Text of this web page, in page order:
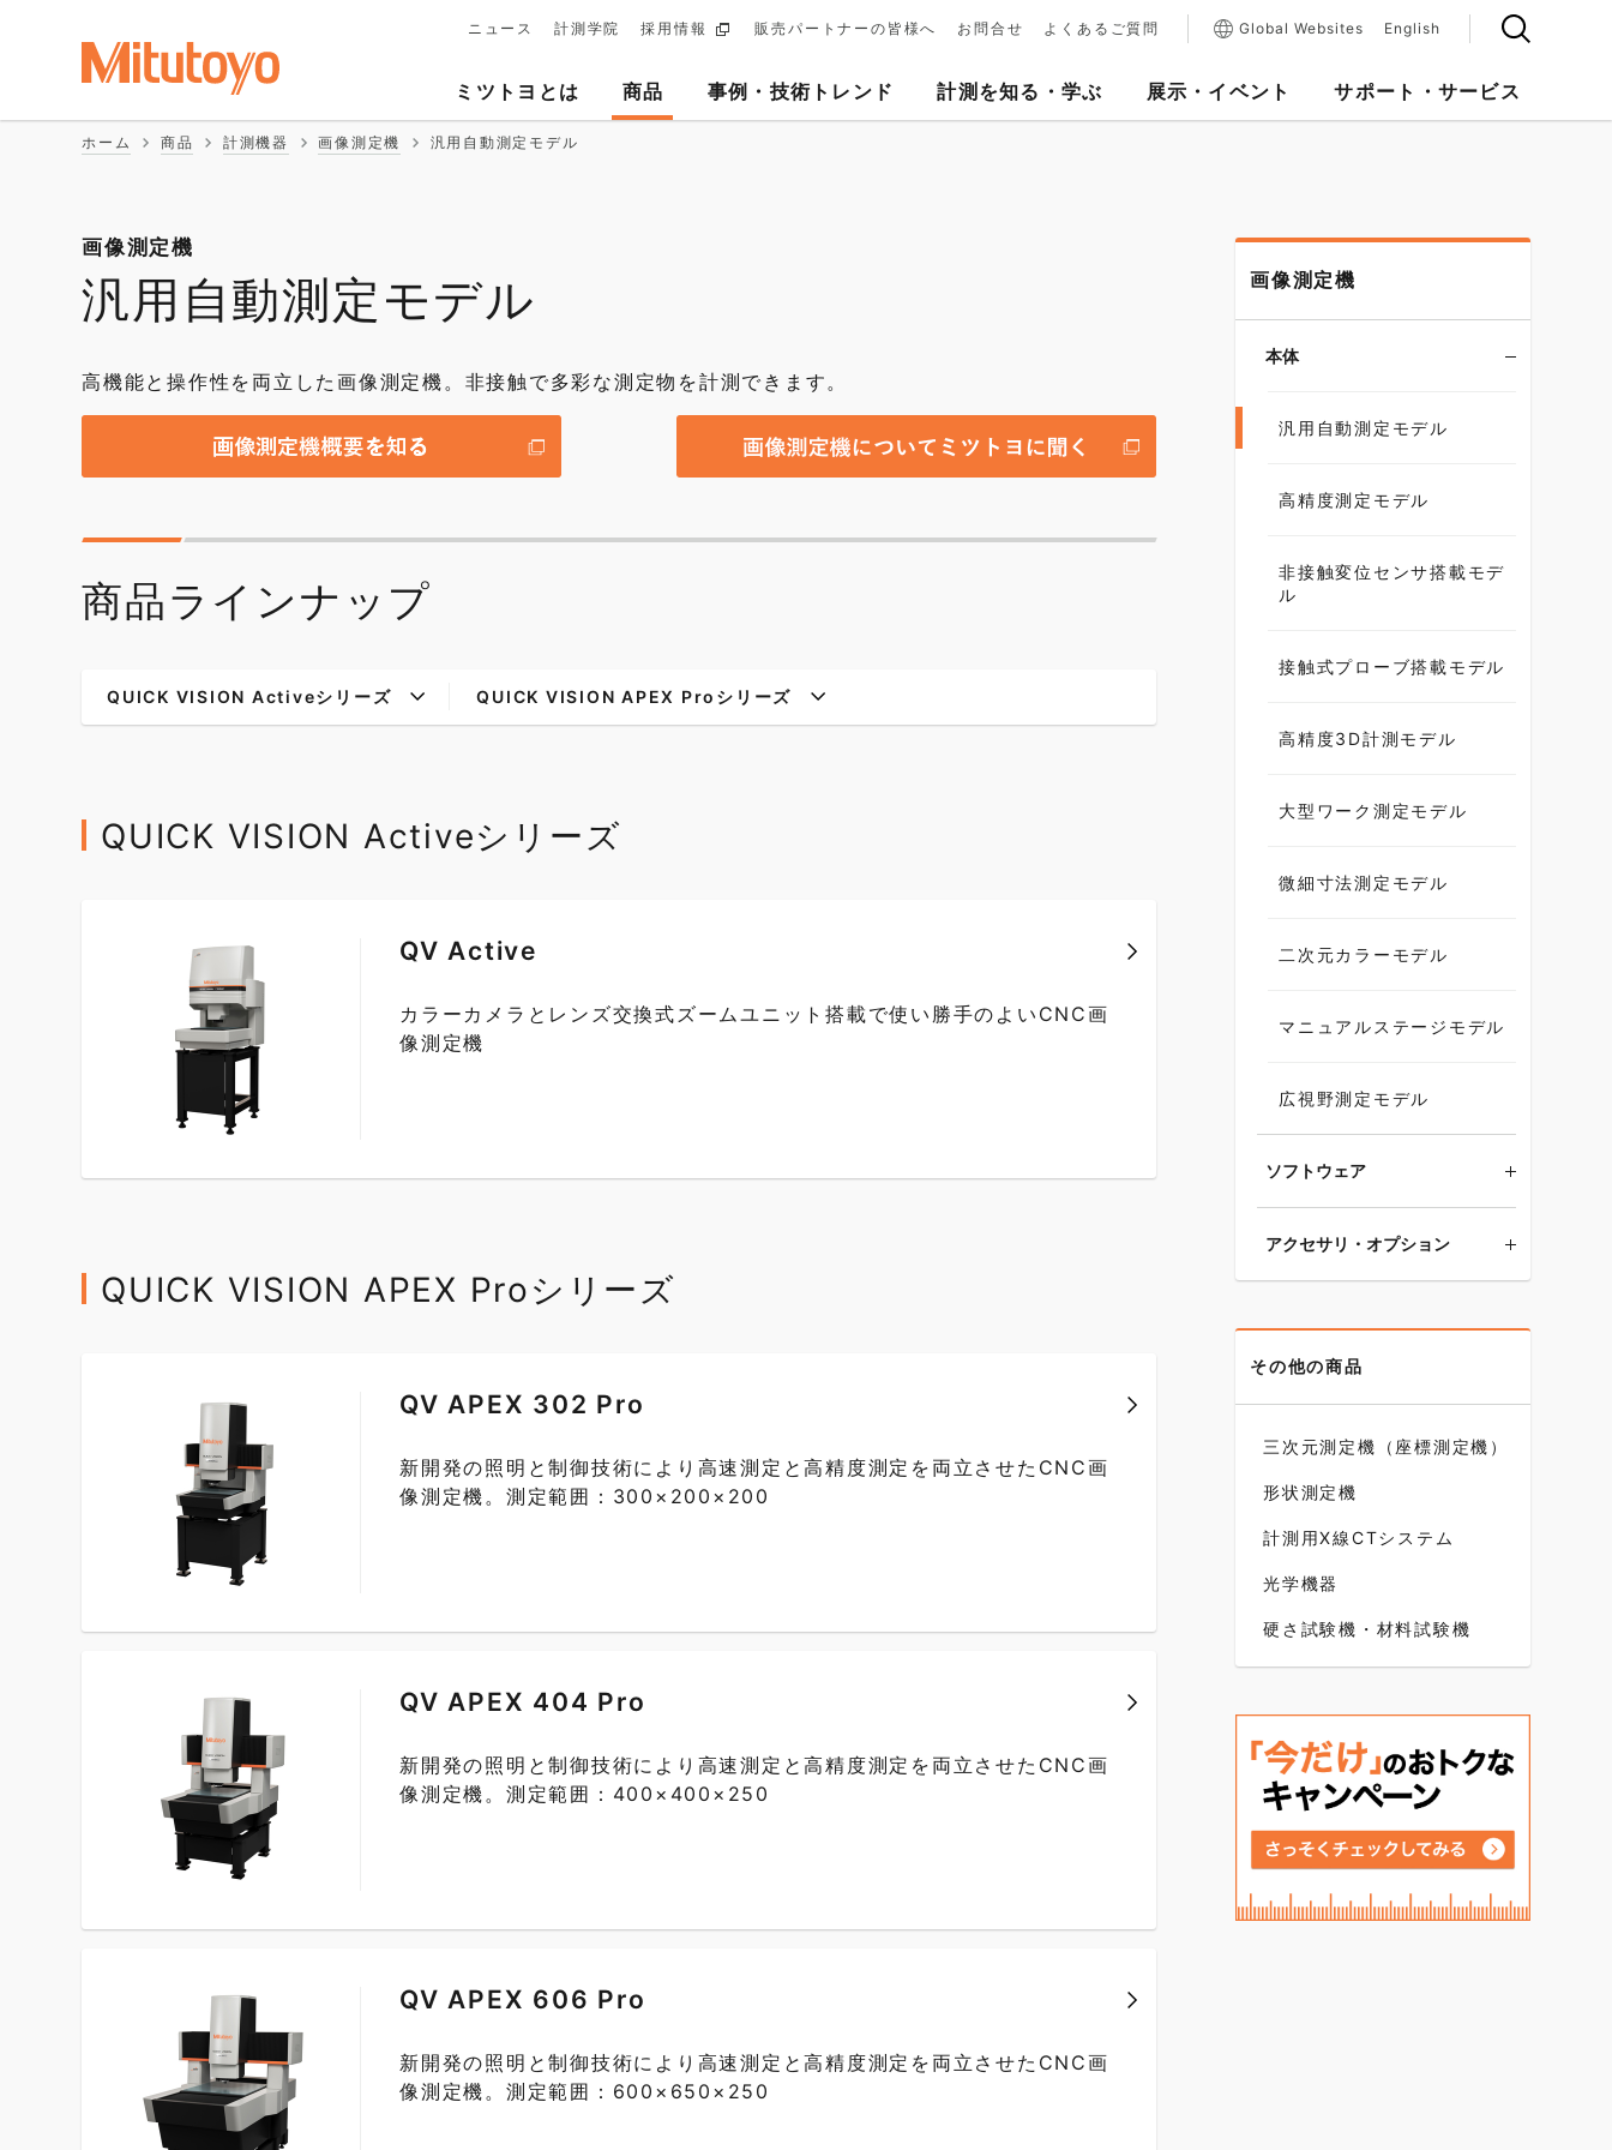
Secondary
Navigation
ミツトヨとは 商品 事例・技術トレンド 計測を知る・学ぶ 展示・イベント サポート・サービス
メ
イ
ン
ビ
ゲ
ン
ニュース 計測学院 採用情報 販売パートナーの皆様へ お問合せ よくあるご質問 Global Websites English
ホーム 商品 計測機器 画像測定機 汎用自動測定モデル
画像測定機
汎用自動測定モデル
高機能と操作性を両立した画像測定機。非接触で多彩な測定物を計測できます。
商品ラインナップ
QUICK VISION Activeシリーズ QUICK VISION APEX Proシリーズ
QUICK VISION Activeシリーズ
QV Active
カラーカメラとレンズ交換式ズームユニット搭載で使い勝手のよいCNC画
像測定機
QUICK VISION APEX Proシリーズ
QV APEX 302 Pro
新開発の照明と制御技術により高速測定と高精度測定を両立させたCNC画
像測定機。測定範囲：300×200×200
QV APEX 404 Pro
新開発の照明と制御技術により高速測定と高精度測定を両立させたCNC画
像測定機。測定範囲：400×400×250
QV APEX 606 Pro
新開発の照明と制御技術により高速測定と高精度測定を両立させたCNC画
像測定機。測定範囲：600×650×250
画像測定機
本体
汎用自動測定モデル
高精度測定モデル
非接触変位センサ搭載モデ
ル
接触式プローブ搭載モデル
高精度3D計測モデル
大型ワーク測定モデル
微細寸法測定モデル
二次元カラーモデル
マニュアルステージモデル
広視野測定モデル
ソフトウェア
アクセサリ・オプション
その他の商品
三次元測定機（座標測定機）
形状測定機
計測用X線CTシステム
光学機器
硬さ試験機・材料試験機